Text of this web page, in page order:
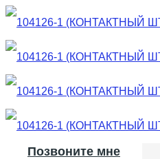
Позвоните мне